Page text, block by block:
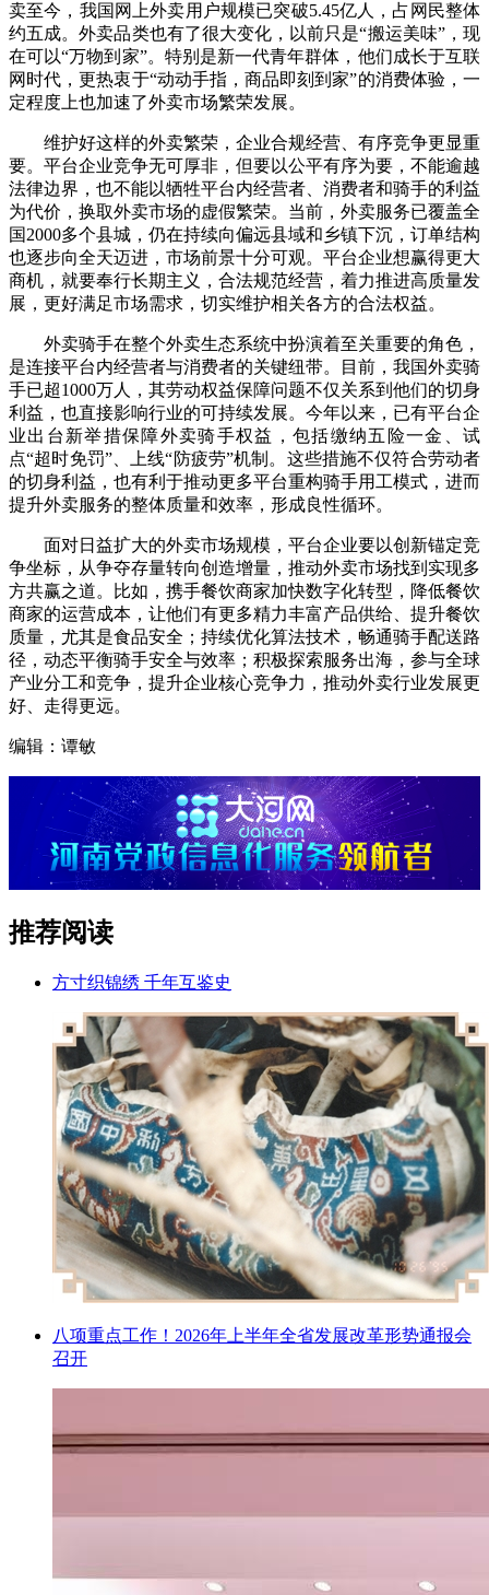
卖至今，我国网上外卖用户规模已突破5.45亿人，占网民整体
约五成。外卖品类也有了很大变化，以前只是“搬运美味”，现
在可以“万物到家”。特别是新一代青年群体，他们成长于互联
网时代，更热衷于“动动手指，商品即刻到家”的消费体验，一
定程度上也加速了外卖市场繁荣发展。
维护好这样的外卖繁荣，企业合规经营、有序竞争更显重
要。平台企业竞争无可厚非，但要以公平有序为要，不能逾越
法律边界，也不能以牺牲平台内经营者、消费者和骑手的利益
为代价，换取外卖市场的虚假繁荣。当前，外卖服务已覆盖全
国2000多个县城，仍在持续向偏远县域和乡镇下沉，订单结构
也逐步向全天迈进，市场前景十分可观。平台企业想赢得更大
商机，就要奉行长期主义，合法规范经营，着力推进高质量发
展，更好满足市场需求，切实维护相关各方的合法权益。
外卖骑手在整个外卖生态系统中扮演着至关重要的角色，
是连接平台内经营者与消费者的关键纽带。目前，我国外卖骑
手已超1000万人，其劳动权益保障问题不仅关系到他们的切身
利益，也直接影响行业的可持续发展。今年以来，已有平台企
业出台新举措保障外卖骑手权益，包括缴纳五险一金、试
点“超时免罚”、上线“防疲劳”机制。这些措施不仅符合劳动者
的切身利益，也有利于推动更多平台重构骑手用工模式，进而
提升外卖服务的整体质量和效率，形成良性循环。
面对日益扩大的外卖市场规模，平台企业要以创新锚定竞
争坐标，从争夺存量转向创造增量，推动外卖市场找到实现多
方共赢之道。比如，携手餐饮商家加快数字化转型，降低餐饮
商家的运营成本，让他们有更多精力丰富产品供给、提升餐饮
质量，尤其是食品安全；持续优化算法技术，畅通骑手配送路
径，动态平衡骑手安全与效率；积极探索服务出海，参与全球
产业分工和竞争，提升企业核心竞争力，推动外卖行业发展更
好、走得更远。
编辑：谭敏
推荐阅读
方寸织锦绣 千年互鉴史
八项重点工作！2026年上半年全省发展改革形势通报会
召开